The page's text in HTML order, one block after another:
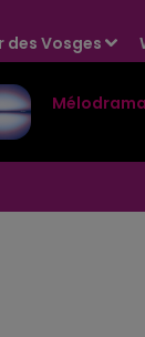
des Vosges